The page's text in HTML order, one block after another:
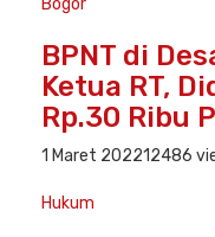
Bogor
BPNT di
Ketua RT,
Rp.30 Ribu
1 Maret 202212486
Hukum